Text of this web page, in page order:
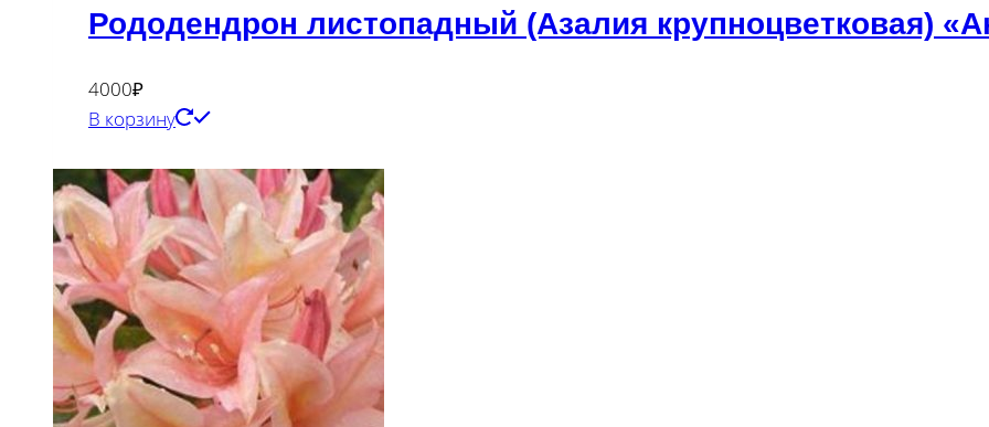
Рододендрон листопадный (Азалия крупноцветковая)
4000₽
В корзину